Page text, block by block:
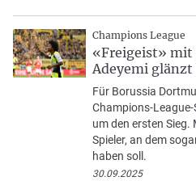
Champions League
«Freigeist» mit
Adeyemi glänzt
Für Borussia
Champions-
um den ersten Sieg.
Spieler, an dem
haben soll.
30.09.2025